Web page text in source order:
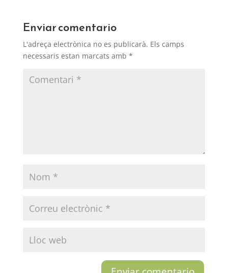
Enviar comentario
L'adreça electrònica no es publicarà. Els camps
necessaris estan marcats amb *